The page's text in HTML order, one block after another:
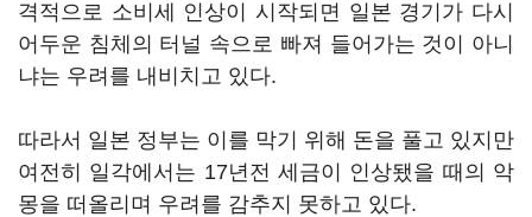
격적으로 소비세 인상이 시작되면 일본 경기가 다시
어두운 침체의 터널 속으로 빠져 들어가는 것이 아니
냐는 우려를 내비치고 있다.
따라서 일본 정부는 이를 막기 위해 돈을 풀고 있지만
여전히 일각에서는 17년전 세금이 인상됐을 때의 악
몽을 떠올리며 우려를 감추지 못하고 있다.